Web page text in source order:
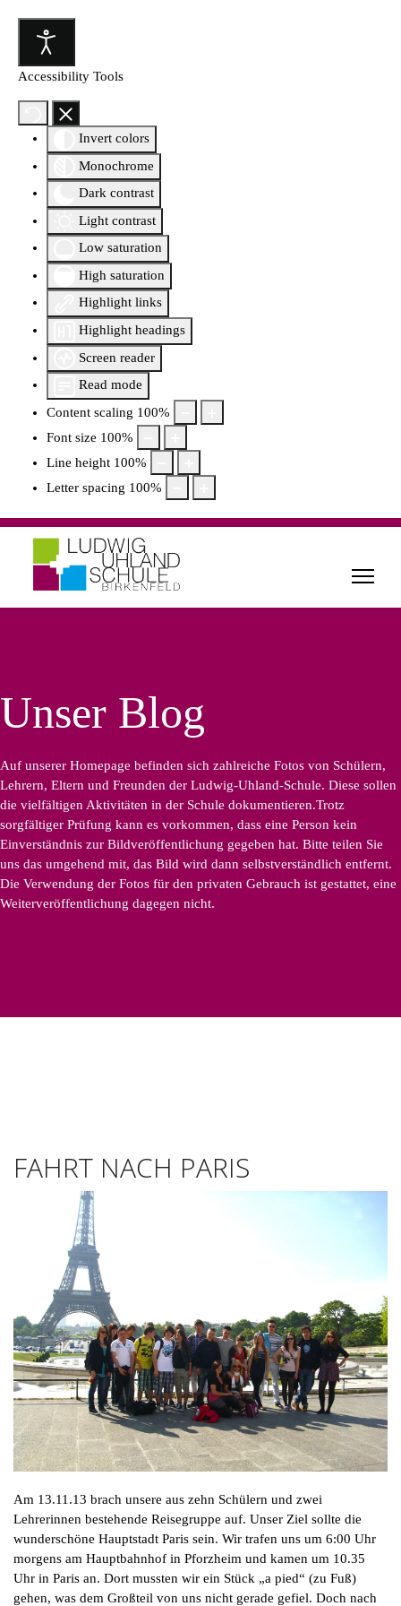
Accessibility Tools
Invert colors
Monochrome
Dark contrast
Light contrast
Low saturation
High saturation
Highlight links
Highlight headings
Screen reader
Read mode
Content scaling 100%
Font size 100%
Line height 100%
Letter spacing 100%
Unser Blog
Auf unserer Homepage befinden sich zahlreiche Fotos von Schülern,
Lehrern, Eltern und Freunden der Ludwig-Uhland-Schule. Diese sollen
die vielfältigen Aktivitäten in der Schule dokumentieren.Trotz
sorgfältiger Prüfung kann es vorkommen, dass eine Person kein
Einverständnis zur Bildveröffentlichung gegeben hat. Bitte teilen Sie
uns das umgehend mit, das Bild wird dann selbstverständlich entfernt.
Die Verwendung der Fotos für den privaten Gebrauch ist gestattet, eine
Weiterveröffentlichung dagegen nicht.
FAHRT NACH PARIS
Am 13.11.13 brach unsere aus zehn Schülern und zwei
Lehrerinnen bestehende Reisegruppe auf. Unser Ziel sollte die
wunderschöne Hauptstadt Paris sein. Wir trafen uns um 6:00 Uhr
morgens am Hauptbahnhof in Pforzheim und kamen um 10.35
Uhr in Paris an. Dort mussten wir ein Stück „a pied“ (zu Fuß)
gehen, was dem Großteil von uns nicht gerade gefiel. Doch nach